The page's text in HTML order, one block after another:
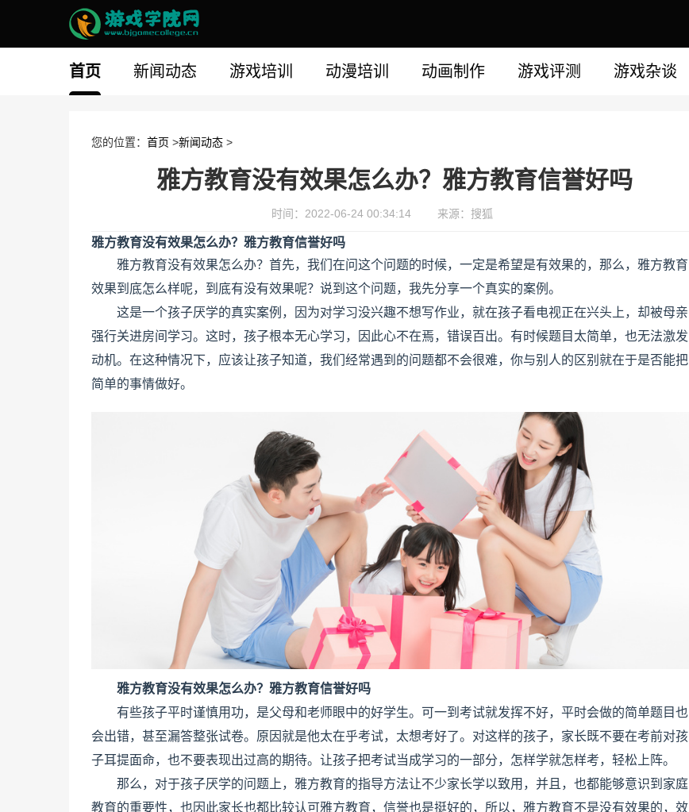
首页 新闻动态 游戏培训 动漫培训 动画制作 游戏评测 游戏杂谈
您的位置： 首页 >新闻动态 >
雅方教育没有效果怎么办？雅方教育信誉好吗
时间：2022-06-24 00:34:14 来源：搜狐
雅方教育没有效果怎么办？雅方教育信誉好吗
雅方教育没有效果怎么办？首先，我们在问这个问题的时候，一定是希望是有效果的，那么，雅方教育
效果到底怎么样呢，到底有没有效果呢？说到这个问题，我先分享一个真实的案例。
这是一个孩子厌学的真实案例，因为对学习没兴趣不想写作业，就在孩子看电视正在兴头上，却被母亲
强行关进房间学习。这时，孩子根本无心学习，因此心不在焉，错误百出。有时候题目太简单，也无法激发
动机。在这种情况下，应该让孩子知道，我们经常遇到的问题都不会很难，你与别人的区别就在于是否能把
简单的事情做好。
雅方教育没有效果怎么办？雅方教育信誉好吗
有些孩子平时谨慎用功，是父母和老师眼中的好学生。可一到考试就发挥不好，平时会做的简单题目也
会出错，甚至漏答整张试卷。原因就是他太在乎考试，太想考好了。对这样的孩子，家长既不要在考前对孩
子耳提面命，也不要表现出过高的期待。让孩子把考试当成学习的一部分，怎样学就怎样考，轻松上阵。
那么，对于孩子厌学的问题上，雅方教育的指导方法让不少家长学以致用，并且，也都能够意识到家庭
教育的重要性，也因此家长也都比较认可雅方教育，信誉也是挺好的，所以，雅方教育不是没有效果的，效